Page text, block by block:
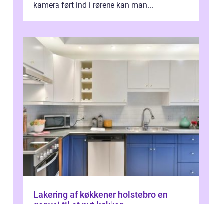
kamera ført ind i rørene kan man...
Lakering af køkkener holstebro en